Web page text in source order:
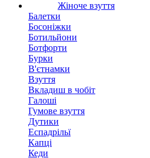
Жіноче взуття
Балетки
Босоніжки
Ботильйони
Ботфорти
Бурки
В'єтнамки
Взуття
Вкладиш в чобіт
Галоші
Гумове взуття
Дутики
Еспадрільї
Капці
Кеди